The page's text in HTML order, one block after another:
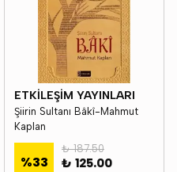
ETKİLEŞİM YAYINLARI
Şiirin Sultanı Bâkî-Mahmut
Kaplan
%33
₺ 187.50
₺ 125.00